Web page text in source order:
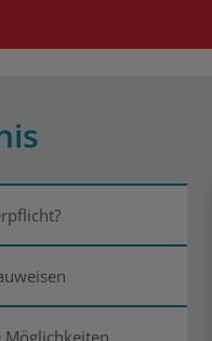
Möglichkeiten